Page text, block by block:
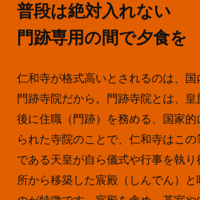
普段は絶対入れない
門跡専用の間で夕食を
仁和寺が格式高いとされるのは、
門跡寺院だから。門跡寺院とは、
後に住職（門跡）を務める、国家
られた寺院のことで、仁和寺はこ
である天皇が自ら儀式や行事を執
所から移築した宸殿（しんでん）